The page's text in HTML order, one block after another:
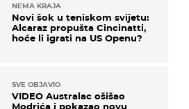
NEMA KRAJA
Novi šok u teniskom svijetu:
Alcaraz propušta Cincinatti,
hoće li igrati na US Openu?
SVE OBJAVIO
VIDEO Australac ošišao
Modrića i pokazao novu